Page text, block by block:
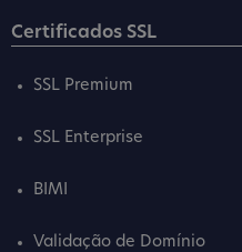
Certificados SSL
SSL Premium
SSL Enterprise
BIMI
Validação de Domínio